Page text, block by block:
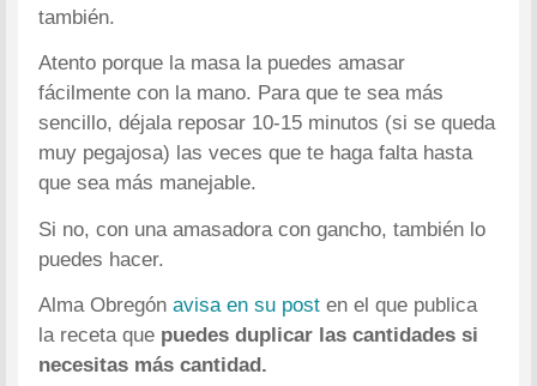
también.
Atento porque la masa la puedes amasar
fácilmente con la mano. Para que te sea más
sencillo, déjala reposar 10-15 minutos (si se queda
muy pegajosa) las veces que te haga falta hasta
que sea más manejable.
Si no, con una amasadora con gancho, también lo
puedes hacer.
Alma Obregónavisa en su post en el que publica
la receta que puedes duplicar las cantidades si
necesitas más cantidad.